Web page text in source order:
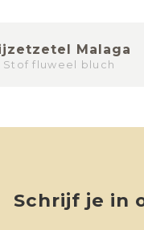
Malaga
Stof fluweel bluch
Schrijf je in